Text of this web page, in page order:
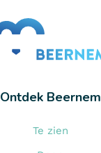
Ontdek Beernem
Te zien